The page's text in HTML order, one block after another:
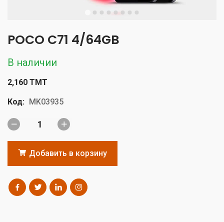
POCO C71 4/64GB
В наличии
2,160 TMT
Код: MK03935
Добавить в корзину